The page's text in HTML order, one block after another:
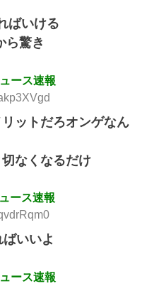
ばいける
ら驚き
ース速報
ットだろオンゲなん
なくなるだけ
ース速報
いいよ
ース速報